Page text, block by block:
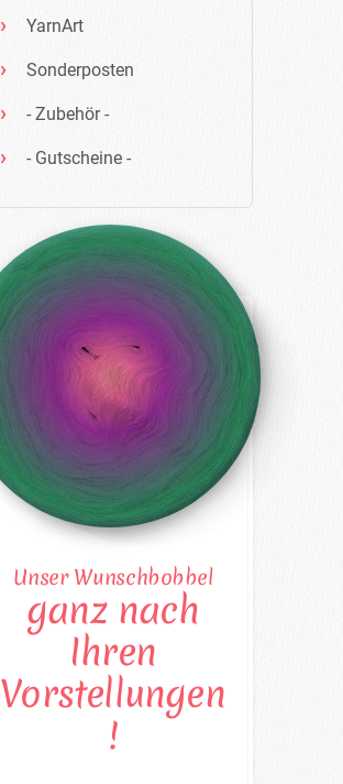
YarnArt
Sonderposten
- Zubehör -
- Gutscheine -
Unser Wunschbobbel
ganz nach
Ihren
Vorstellungen
!